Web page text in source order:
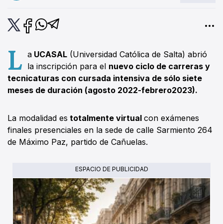
L a UCASAL (Universidad Católica de Salta) abrió
la inscripción para el nuevo ciclo de carreras y
tecnicaturas con cursada intensiva de sólo siete
meses de duración (agosto 2022-febrero2023).
La modalidad es totalmente virtual con exámenes
finales presenciales en la sede de calle Sarmiento 264
de Máximo Paz, partido de Cañuelas.
ESPACIO DE PUBLICIDAD